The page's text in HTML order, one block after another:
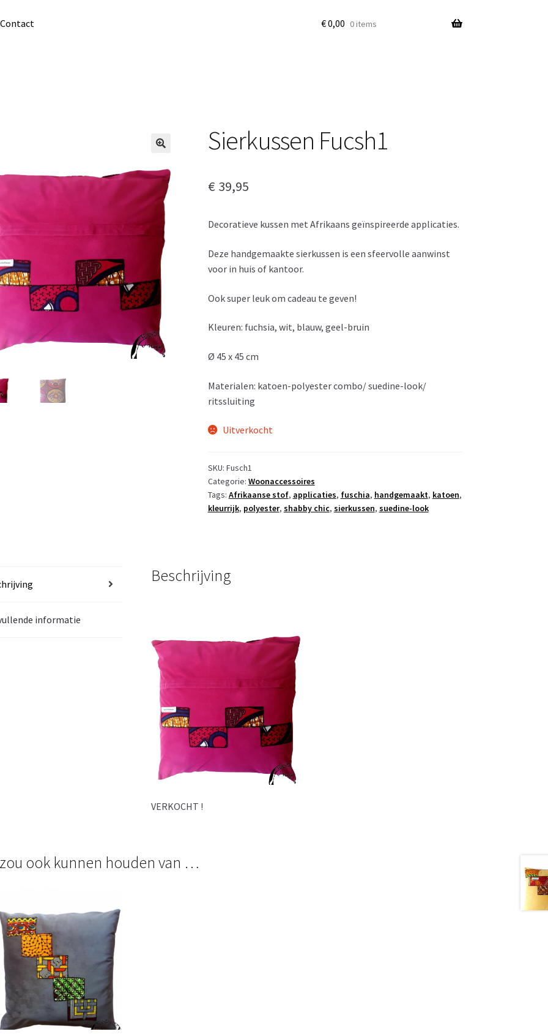
Contact €0,00 0 items
Sierkussen Fucsh1
€ 39,95
Decoratieve kussen met Afrikaans geïnspireerde applicaties.
Deze handgemaakte sierkussen is een sfeervolle aanwinst
voor in huis of kantoor.
Ook super leuk om cadeau te geven!
Kleuren: fuchsia, wit, blauw, geel-bruin
Ø 45 x 45 cm
Materialen: katoen-polyester combo/ suedine-look/
ritssluiting
Uitverkocht
SKU: Fusch1
Categorie: Woonaccessoires
Tags: Afrikaanse stof, applicaties, fuschia, handgemaakt, katoen,
kleurrijk, polyester, shabby chic, sierkussen, suedine-look
informatie
Beschrijving
VERKOCHT !
ook kunnen houden van …